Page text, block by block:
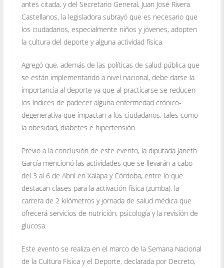
antes citada, y del Secretario General, Juan José Rivera
Castellanos, la legisladora subrayó que es necesario que
los ciudadanos, especialmente niños y jóvenes, adopten
la cultura del deporte y alguna actividad física.
Agregó que, además de las políticas de salud pública que
se están implementando a nivel nacional, debe darse la
importancia al deporte ya que al practicarse se reducen
los índices de padecer alguna enfermedad crónico-
degenerativa que impactan a los ciudadanos, tales como
la obesidad, diabetes e hipertensión.
Previo a la conclusión de este evento, la diputada Janeth
García mencionó las actividades que se llevarán a cabo
del 3 al 6 de Abril en Xalapa y Córdoba, entre lo que
destacan clases para la activación física (zumba), la
carrera de 2 kilómetros y jornada de salud médica que
ofrecerá servicios de nutrición, psicología y la revisión de
glucosa.
Este evento se realiza en el marco de la Semana Nacional
de la Cultura Física y el Deporte, declarada por Decreto,